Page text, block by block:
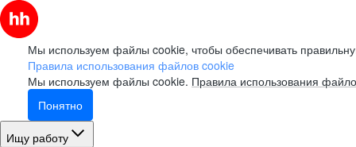
Мы используем файлы cookie, чтобы обеспечивать
Правила использования файлов cookie
Мы используем файлы cookie. Правила использования
Понятно
Ищу работу